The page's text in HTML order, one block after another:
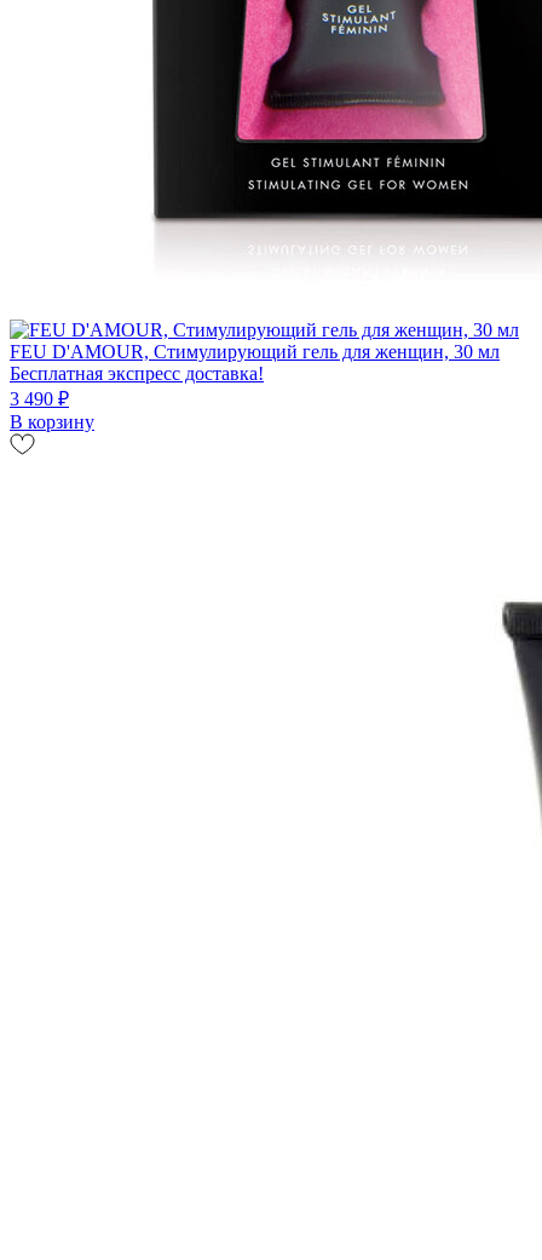
FEU D'AMOUR, Стимулирующий гель для женщин, 30 мл
Бесплатная экспресс доставка!
3 490 ₽
В корзину